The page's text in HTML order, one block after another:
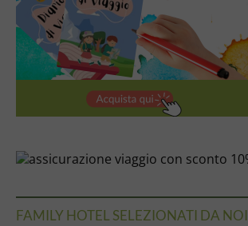
FAMILY HOTEL SELEZIONATI DA NOI